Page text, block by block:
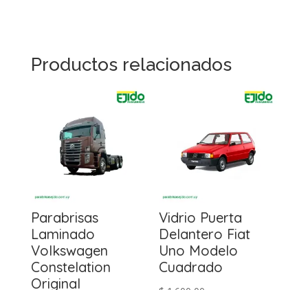
Productos relacionados
Parabrisas
Laminado
Volkswagen
Constelation
Original
Vidrio Puerta
Delantero Fiat
Uno Modelo
Cuadrado